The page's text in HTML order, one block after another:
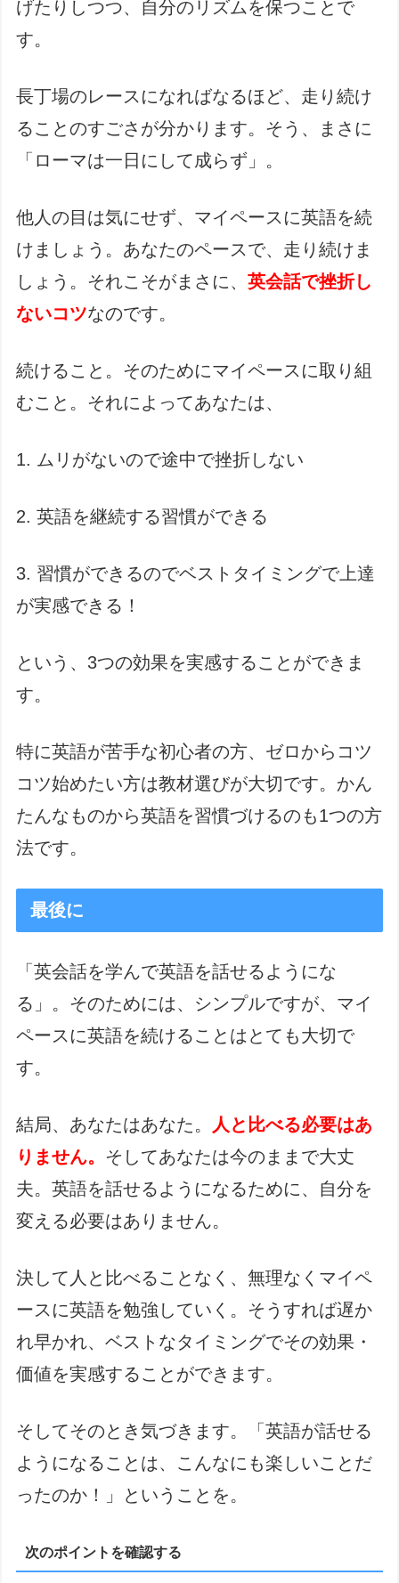
げたりしつつ、自分のリズムを保つことで
す。
長丁場のレースになればなるほど、走り続け
ることのすごさが分かります。そう、まさに
「ローマは一日にして成らず」。
他人の目は気にせず、マイペースに英語を続
けましょう。あなたのペースで、走り続けま
しょう。それこそがまさに、英会話で挫折し
ないコツなのです。
続けること。そのためにマイペースに取り組
むこと。それによってあなたは、
1. ムリがないので途中で挫折しない
2. 英語を継続する習慣ができる
3. 習慣ができるのでベストタイミングで上達
が実感できる！
という、3つの効果を実感することができま
す。
特に英語が苦手な初心者の方、ゼロからコツ
コツ始めたい方は教材選びが大切です。かん
たんなものから英語を習慣づけるのも1つの方
法です。
最後に
「英会話を学んで英語を話せるようにな
る」。そのためには、シンプルですが、マイ
ペースに英語を続けることはとても大切で
す。
結局、あなたはあなた。
人と比べる必要はあ
りません。 そしてあなたは今のままで大丈
夫。英語を話せるようになるために、自分を
変える必要はありません。
決して人と比べることなく、無理なくマイペ
ースに英語を勉強していく。そうすれば遅か
れ早かれ、ベストなタイミングでその効果・
価値を実感することができます。
そしてそのとき気づきます。「英語が話せる
ようになることは、こんなにも楽しいことだ
ったのか！」ということを。
次のポイントを確認する